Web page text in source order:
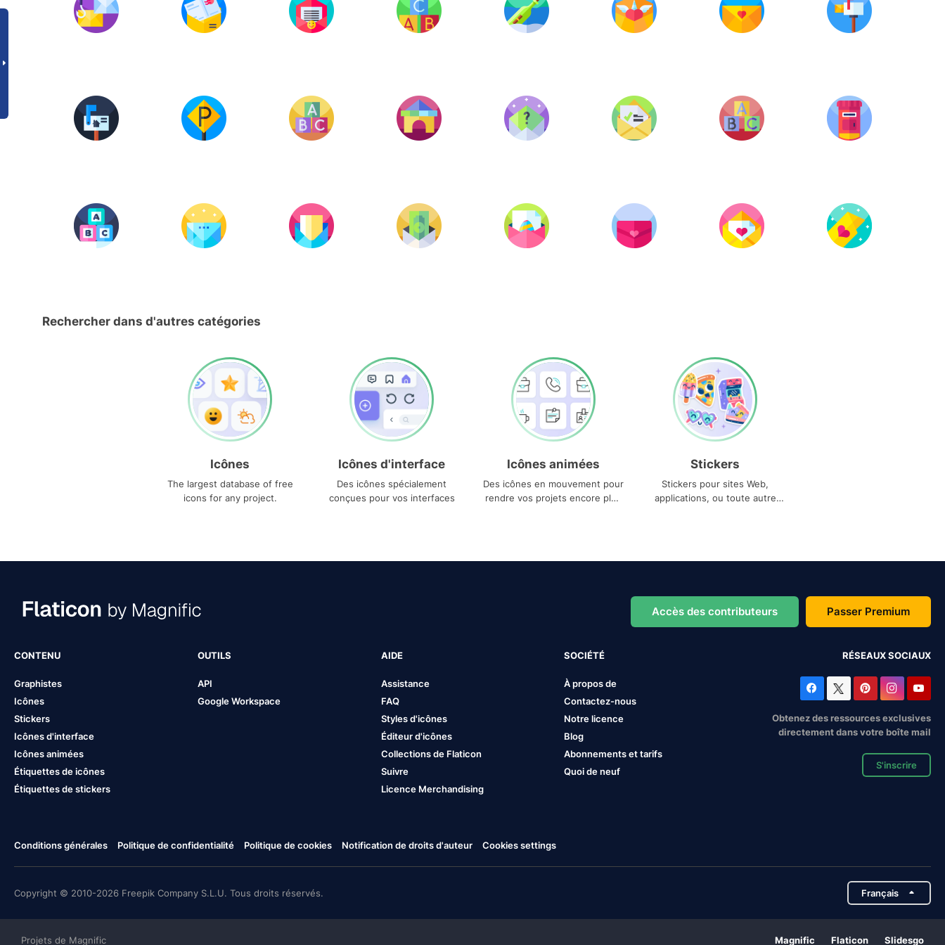
Rechercher dans d'autres catégories
Icônes
The largest database of free
icons for any project.
Icônes d'interface
Des icônes spécialement
conçues pour vos interfaces
Icônes animées
Des icônes en mouvement pour
rendre vos projets encore plus
Stickers
Stickers pour sites Web,
applications, ou toute autre
Accès des contributeurs Passer Premium
CONTENU
Graphistes
Icônes
Stickers
Icônes d'interface
Icônes animées
Étiquettes de icônes
Étiquettes de stickers
OUTILS
API
Google Workspace
AIDE
Assistance
FAQ
Styles d'icônes
Éditeur d'icônes
Collections de Flaticon
Suivre
Licence Merchandising
SOCIÉTÉ
À propos de
Contactez-nous
Notre licence
Blog
Abonnements et tarifs
Quoi de neuf
RÉSEAUX SOCIAUX
Obtenez des ressources exclusives
directement dans votre boîte mail
S'inscrire
Conditions générales Politique de confidentialité Politique de cookies Notification de droits d'auteur Cookies settings
Copyright © 2010-2026 Freepik Company S.L.U. Tous droits réservés. Français
Projets de Magnific Magnific Flaticon Slidesgo